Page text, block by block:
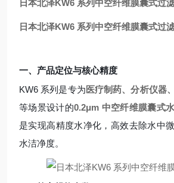
日本北泽KW6 系列中空纤维膜囊式过
日本北泽KW6 系列中空纤维膜囊式过
一、产品定位与核心精度
KW6 系列是专为医疗制药、分析仪器
等场景设计的0.2μm 中空纤维膜囊式
是实现高精度水净化，高效去除水中
水洁净度。